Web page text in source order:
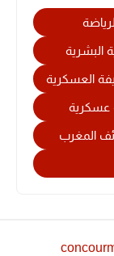
البشرية
العسكرية
عسكرية
المغرب